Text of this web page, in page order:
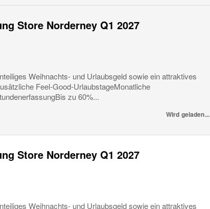
Store Norderney Q1 2027
Weihnachts- und Urlaubsgeld sowie ein attraktives
Feel-Good-UrlaubstageMonatliche
zu 60%...
Wird geladen...
Store Norderney Q1 2027
Weihnachts- und Urlaubsgeld sowie ein attraktives